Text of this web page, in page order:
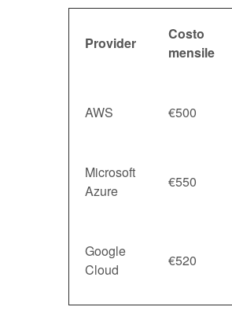
Provider
Costo
mensile
AWS €500
Microsoft
Azure
€550
Google
Cloud
€520